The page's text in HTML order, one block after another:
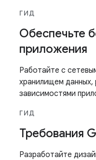
ГИД
Обеспечьте
приложения
Работайте с
хранилищем данных,
зависимостями
ГИД
Требования
Разработайте